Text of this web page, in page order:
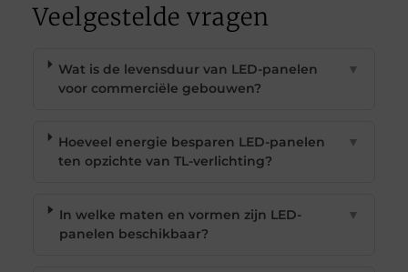
Veelgestelde vragen
Wat is de levensduur van LED-panelen
voor commerciële gebouwen?
▼
Hoeveel energie besparen LED-panelen
ten opzichte van TL-verlichting?
▼
In welke maten en vormen zijn LED-
panelen beschikbaar?
▼